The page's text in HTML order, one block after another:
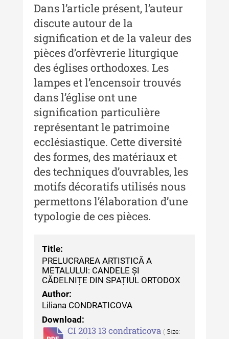
Buletinul ”Ioan Neculce” al
Muzeului de Istorie a Moldovei -
XXIV / 2018
Buletinul ”Ioan Neculce” al
Muzeului de Istorie a Moldovei -
XXIII / 2017
Buletinul ”Ioan Neculce” al
Muzeului de Istorie a Moldovei -
XXII / 2016
Indexul Complet
Anuarul Muzeului Etnografic al
Moldovei
Anuarul Muzeului Etnografic al
Moldovei - XXII / 2022
Moldovei - XXI / 2021
Anuarul Muzeului Etnografic al
Moldovei - XX / 2020
Indexul Complet
Buletinul Muzeului Științei și
Dans l’article présent, l’auteur
discute autour de la
signification et de la valeur des
pièces d’orfèvrerie liturgique
des églises orthodoxes. Les
lampes et l’encensoir trouvés
dans l’église ont une
signification particulière
représentant le patrimoine
ecclésiastique. Cette diversité
des formes, des matériaux et
des techniques d’ouvrables, les
motifs décoratifs utilisés nous
permettons l’élaboration d’une
typologie de ces pièces.
Title:
PRELUCRAREA ARTISTICĂ A
METALULUI: CANDELE ȘI
CĂDELNIȚE DIN SPAȚIUL ORTODOX
Author:
Liliana CONDRATICOVA
Download:
CI 2013 13 condraticova ( Size: